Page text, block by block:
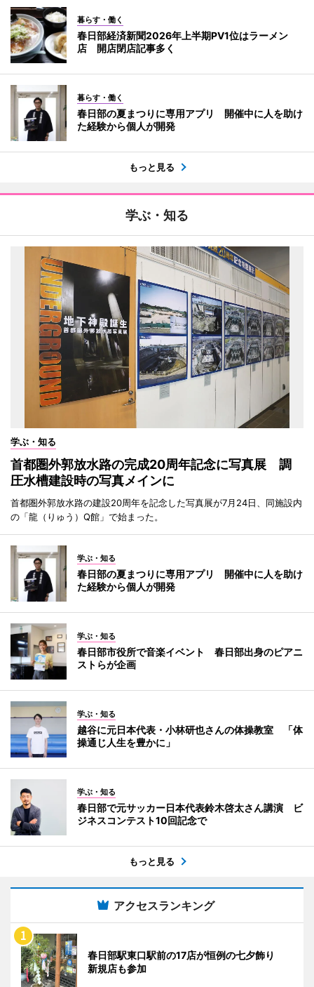
暮らす・働く
春日部経済新聞2026年上半期PV1位はラーメン
店 開店閉店記事多く
暮らす・働く
春日部の夏まつりに専用アプリ 開催中に人を助け
た経験から個人が開発
もっと見る
学ぶ・知る
学ぶ・知る
首都圏外郭放水路の完成20周年記念に写真展 調
圧水槽建設時の写真メインに
首都圏外郭放水路の建設20周年を記念した写真展が7月24日、同施設内
の「龍（りゅう）Q館」で始まった。
学ぶ・知る
春日部の夏まつりに専用アプリ 開催中に人を助け
た経験から個人が開発
学ぶ・知る
春日部市役所で音楽イベント 春日部出身のピアニ
ストらが企画
学ぶ・知る
越谷に元日本代表・小林研也さんの体操教室 「体
操通じ人生を豊かに」
学ぶ・知る
春日部で元サッカー日本代表鈴木啓太さん講演 ビ
ジネスコンテスト10回記念で
もっと見る
アクセスランキング
春日部駅東口駅前の17店が恒例の七夕飾り
新規店も参加